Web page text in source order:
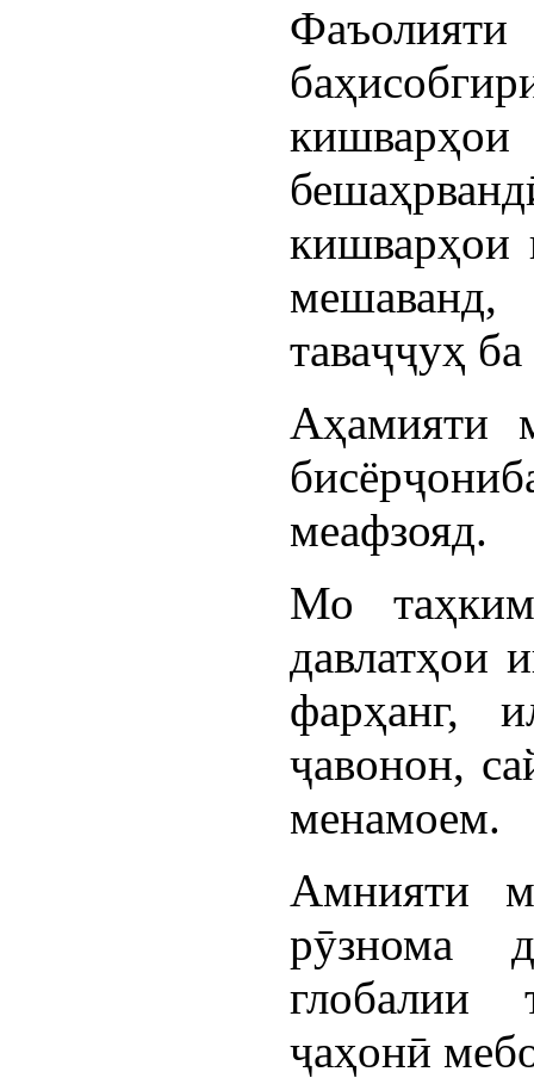
таваҷҷуҳ
Аҳамияти
меафзояд.
Мо
давлатҳои
фарҳанг,
ҷавонон,
менамоем.
Амнияти
рӯзнома
глобалии
ҷаҳонӣ